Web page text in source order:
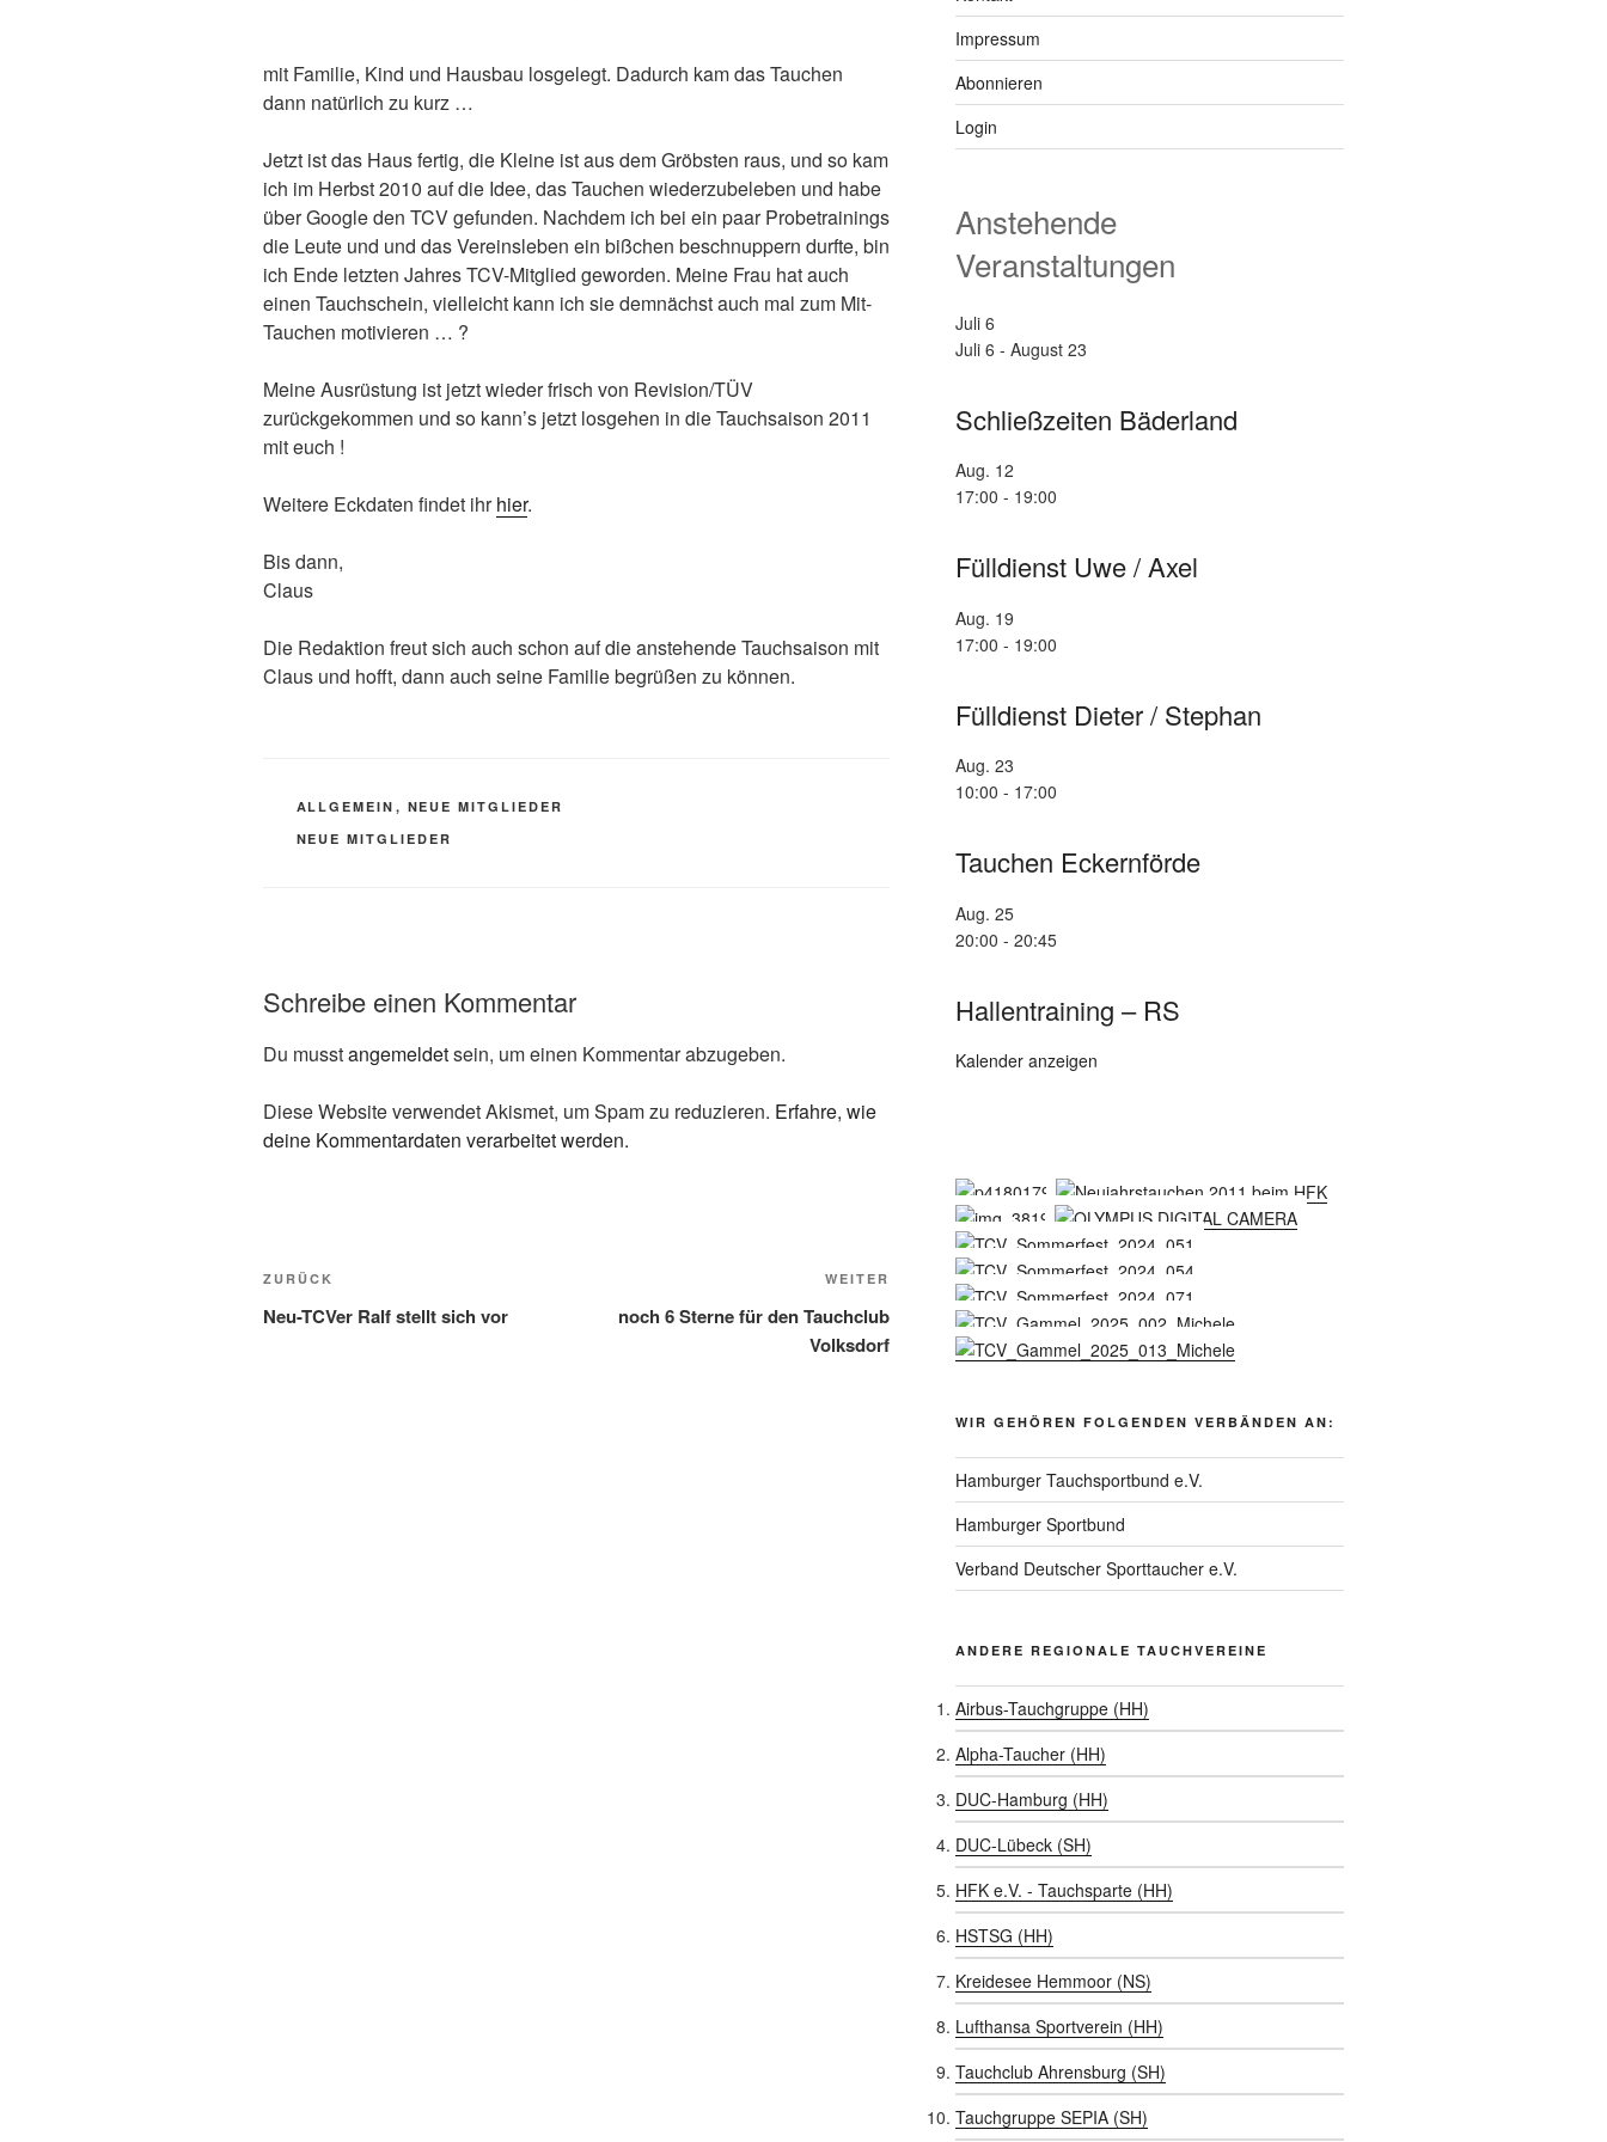
mit Familie, Kind und Hausbau losgelegt. Dadurch kam das Tauchen
dann natürlich zu kurz …
Jetzt ist das Haus fertig, die Kleine ist aus dem Gröbsten raus, und so kam
ich im Herbst 2010 auf die Idee, das Tauchen wiederzubeleben und habe
über Google den TCV gefunden. Nachdem ich bei ein paar Probetrainings
die Leute und und das Vereinsleben ein bißchen beschnuppern durfte, bin
ich Ende letzten Jahres TCV-Mitglied geworden. Meine Frau hat auch
einen Tauchschein, vielleicht kann ich sie demnächst auch mal zum Mit-
Tauchen motivieren … ?
Meine Ausrüstung ist jetzt wieder frisch von Revision/TÜV
zurückgekommen und so kann’s jetzt losgehen in die Tauchsaison 2011
mit euch !
Weitere Eckdaten findet ihrhier.
Bis dann,
Claus
Die Redaktion freut sich auch schon auf die anstehende Tauchsaison mit
Claus und hofft, dann auch seine Familie begrüßen zu können.
KATEGORIEN
ALLGEMEIN , NEUE MITGLIEDER
SCHLAGWÖRTER
NEUE MITGLIEDER
Schreibe einen Kommentar
Du musstangemeldetsein, um einen Kommentar abzugeben.
Diese Website verwendet Akismet, um Spam zu reduzieren. Erfahre, wie
deine Kommentardaten verarbeitet werden.
Beitragsnavigation
Vorheriger
Beitrag
ZURÜCK
Neu-TCVer Ralf stellt sich vor
Nächster
Beitrag
WEITER
noch 6 Sterne für den Tauchclub
Volksdorf
Impressum
Abonnieren
Login
Anstehende
Veranstaltungen
Juli 6
Juli 6 - August 23
Schließzeiten Bäderland
Aug. 12
17:00 - 19:00
Fülldienst Uwe / Axel
Aug. 19
17:00 - 19:00
Fülldienst Dieter / Stephan
Aug. 23
10:00 - 17:00
Tauchen Eckernförde
Aug. 25
20:00 - 20:45
Hallentraining – RS
Kalender anzeigen
WIR GEHÖREN FOLGENDEN VERBÄNDEN AN:
Hamburger Tauchsportbund e.V.
Hamburger Sportbund
Verband Deutscher Sporttaucher e.V.
ANDERE REGIONALE TAUCHVEREINE
Airbus-Tauchgruppe (HH)
Alpha-Taucher (HH)
DUC-Hamburg (HH)
DUC-Lübeck (SH)
HFK e.V. - Tauchsparte (HH)
HSTSG (HH)
Kreidesee Hemmoor (NS)
Lufthansa Sportverein (HH)
Tauchclub Ahrensburg (SH)
Tauchgruppe SEPIA (SH)